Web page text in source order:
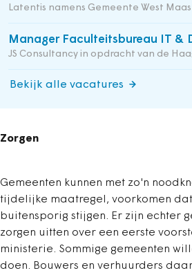
Latentis namens Gemeente West
Manager Faculteitsbureau IT &
JS Consultancy in opdracht van de
Bekijk alle vacatures
Zorgen
Gemeenten kunnen met zo'n
tijdelijke maatregel, voorkomen
buitensporig stijgen. Er zijn echter
zorgen uitten over een eerste
ministerie. Sommige gemeenten
doen. Bouwers en verhuurders